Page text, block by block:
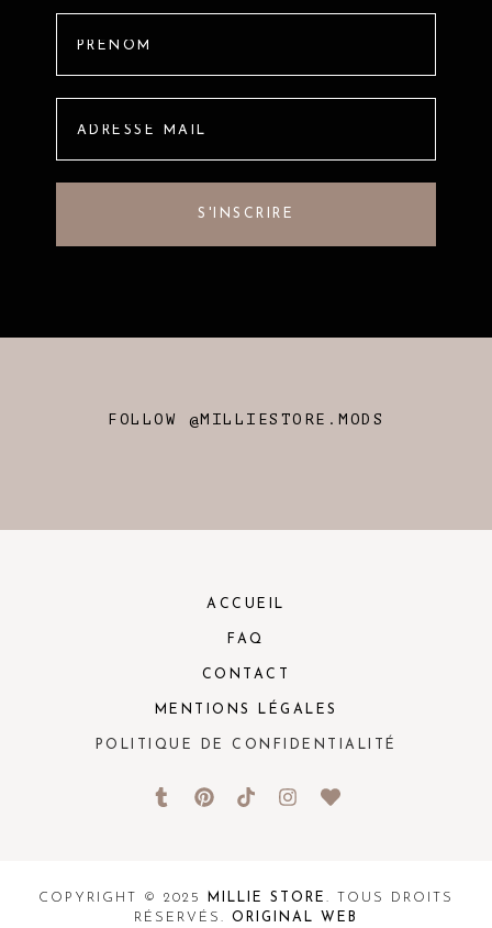
FOLLOW @MILLIESTORE.MODS
ACCUEIL
FAQ
CONTACT
MENTIONS LÉGALES
POLITIQUE DE CONFIDENTIALITÉ
COPYRIGHT © 2025 MILLIE STORE . TOUS DROITS
RÉSERVÉS. ORIGINAL WEB